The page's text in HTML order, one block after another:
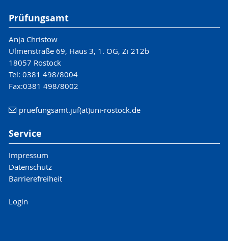
Prüfungsamt
Anja Christow
Ulmenstraße 69, Haus 3, 1. OG, Zi 212b
18057 Rostock
Tel: 0381 498/8004
Fax:0381 498/8002
pruefungsamt.juf(at)uni-rostock.de
Service
Impressum
Datenschutz
Barrierefreiheit
Login